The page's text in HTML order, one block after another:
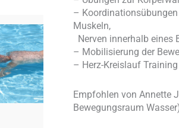
–
Muskeln,
Nerven innerhalb eines
– Mobilisierung der
– Herz-Kreislauf
Empfohlen von Annette
Bewegungsraum